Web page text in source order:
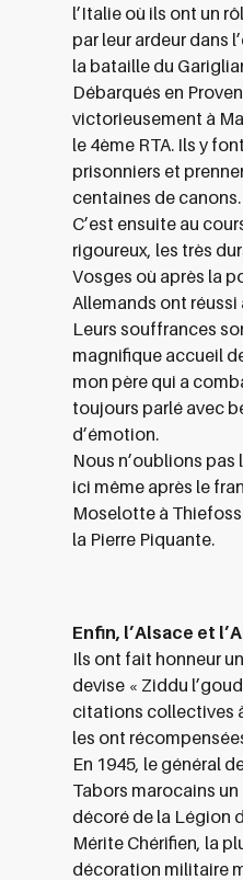
l’Italie où ils ont un
par leur ardeur dans
la bataille du
Débarqués en
victorieusement à
le 4ème RTA. Ils y
prisonniers et
centaines de canons.
C’est ensuite au
rigoureux, les très
Vosges où après la
Allemands ont réussi
Leurs souffrances
magnifique accueil
mon père qui a
toujours parlé avec
d’émotion.
Nous n’oublions
ici même après le
Moselotte à
la Pierre Piquante.
Enfin, l’Alsace et
Ils ont fait honneur
devise « Ziddu
citations collectives
les ont
En 1945, le général
Tabors marocains
décoré de la Légion
Mérite Chérifien, la
décoration militaire